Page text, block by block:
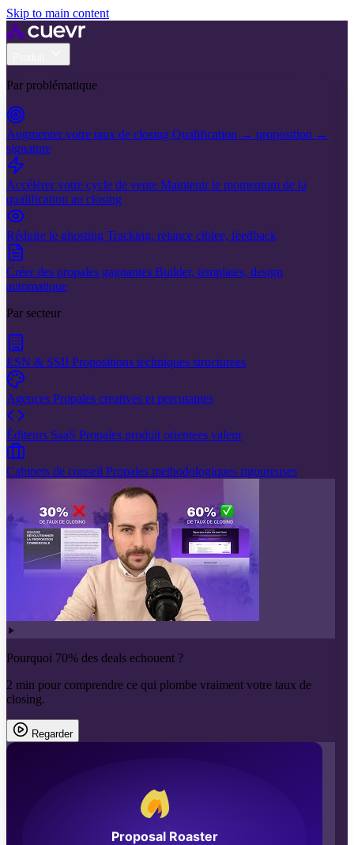
Skip to main content
Par problématique
Augmenter votre taux de closing Qualification → proposition →
signature
Accélérer votre cycle de vente Maintenir le momentum de la
qualification au closing
Réduire le ghosting Tracking, relance ciblee, feedback
Créer des propales gagnantes Builder, templates, design
automatique
Par secteur
ESN & SSII Propositions techniques structurees
Agences Propales creatives et percutantes
Éditeurs SaaS Propales produit orientees valeur
Cabinets de conseil Propales methodologiques rigoureuses
Pourquoi 70% des deals echouent ?
2 min pour comprendre ce qui plombe vraiment votre taux de
closing.
Regarder